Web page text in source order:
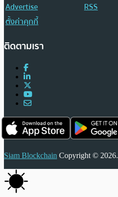
Advertise
RSS
ตั้งค่าคุกกี้
ติดตามเรา
Siam Blockchain Copyright © 2026.